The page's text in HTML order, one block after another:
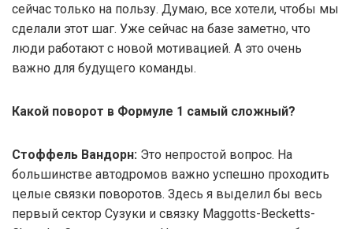
сейчас только на пользу. Думаю, все хотели, чтобы мы
сделали этот шаг. Уже сейчас на базе заметно, что
люди работают с новой мотивацией. А это очень
важно для будущего команды.
Какой поворот в Формуле 1 самый сложный?
Стоффель Вандорн: Это непростой вопрос. На
большинстве автодромов важно успешно проходить
целые связки поворотов. Здесь я выделил бы весь
первый сектор Сузуки и связку Maggotts-Becketts-